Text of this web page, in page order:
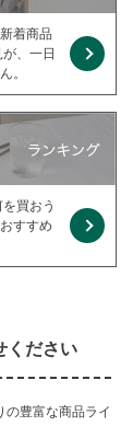
着商品
、一日
。
買おう
すすめ
ください
の豊富な商品ライ